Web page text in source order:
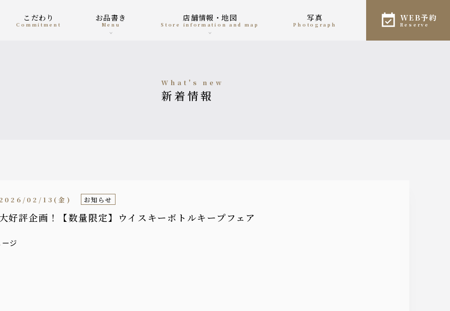
こだわり
Commitment
お品書き
menu
店舗情報・地図
Store information and map
写真
photograph
WEB予約
reserve
what's new
新着情報
好評企画！【数量限定】ウイスキーボトルキープフェア
02/13(金) お知らせ